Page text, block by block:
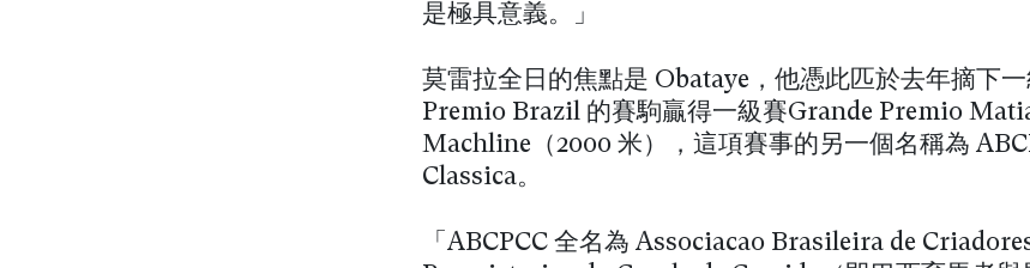
是極具意義。」
莫雷拉全日的焦點是 Obataye，他憑此匹於去年摘下
Premio Brazil 的賽駒贏得一級賽Grande Premio
Machline（2000 米），這項賽事的另一個名稱為
Classica。
「ABCPCC 全名為 Associação Brasileira de